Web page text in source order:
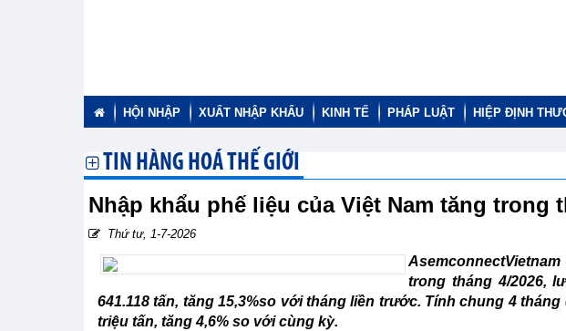
HỘI NHẬP XUẤT NHẬP KHẨU KINH TẾ PHÁP LUẬT HIỆP ĐỊNH
TIN HÀNG HOÁ THẾ GIỚI
Nhập khẩu phế liệu của Việt Nam tăng trong
Thứ tư, 1-7-2026
AsemconnectVietnam
trong tháng 4/2026,
641.118 tấn, tăng 15,3%so với tháng liền trước. Tính chung 4
triệu tấn, tăng 4,6% so với cùng kỳ.